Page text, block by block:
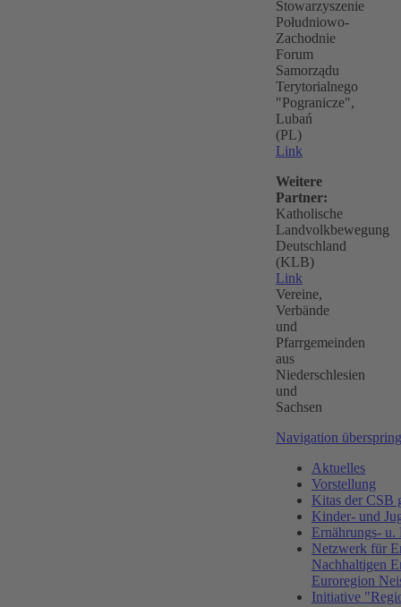
Stowarzyszenie
Południowo-
Zachodnie
Forum
Samorządu
Terytorialnego
"Pogranicze",
Lubań
(PL)
Link
Weitere
Partner:
Katholische
Landvolkbewegung
Deutschland
(KLB)
Link
Vereine,
Verbände
und
Pfarrgemeinden
aus
Niederschlesien
und
Sachsen
Navigation
Aktuelles
Vorstellung
Kitas der CSB
Kinder- und
Ernährungs- u.
Netzwerk für
Nachhaltigen
Euroregion
Initiative